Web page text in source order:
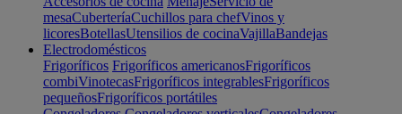
mesaCuberteríaCuchillos para chefVinos y
licoresBotellasUtensilios de cocinaVajillaBandejas
Electrodomésticos
Frigoríficos Frigoríficos americanosFrigoríficos
combiVinotecasFrigoríficos integrablesFrigoríficos
pequeñosFrigoríficos portátiles